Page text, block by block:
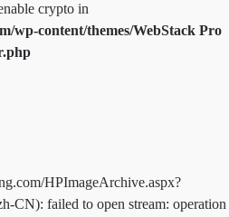
crypto in
wp-content/themes/WebStack Pro
HPImageArchive.aspx?
CN): failed to open stream: operation